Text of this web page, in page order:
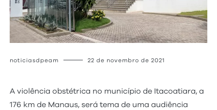
noticiasdpeam 22 de novembro de 2021
A violência obstétrica no município de Itacoatiara, a
176 km de Manaus, será tema de uma audiência